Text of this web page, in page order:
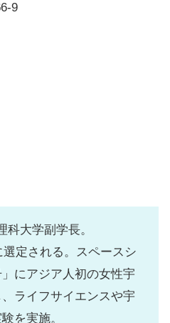
9
大学副学長。
定される。スペースシ
にアジア人初の女性宇
ライフサイエンスや宇
を実施。